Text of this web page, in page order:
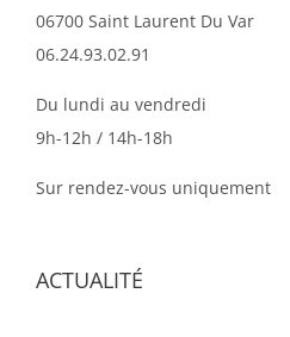
06700 Saint Laurent Du Var
06.24.93.02.91
Du lundi au vendredi
9h-12h / 14h-18h
Sur rendez-vous uniquement
ACTUALITÉ